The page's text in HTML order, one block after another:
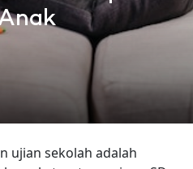
ujian sekolah adalah